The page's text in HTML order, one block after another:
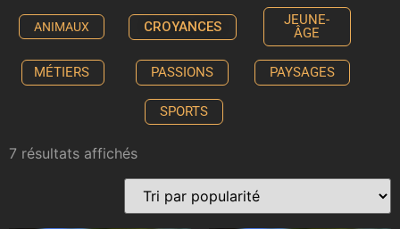
ANIMAUX CROYANCES
JEUNE-
ÂGE
MÉTIERS PASSIONS PAYSAGES
SPORTS
7 résultats affichés